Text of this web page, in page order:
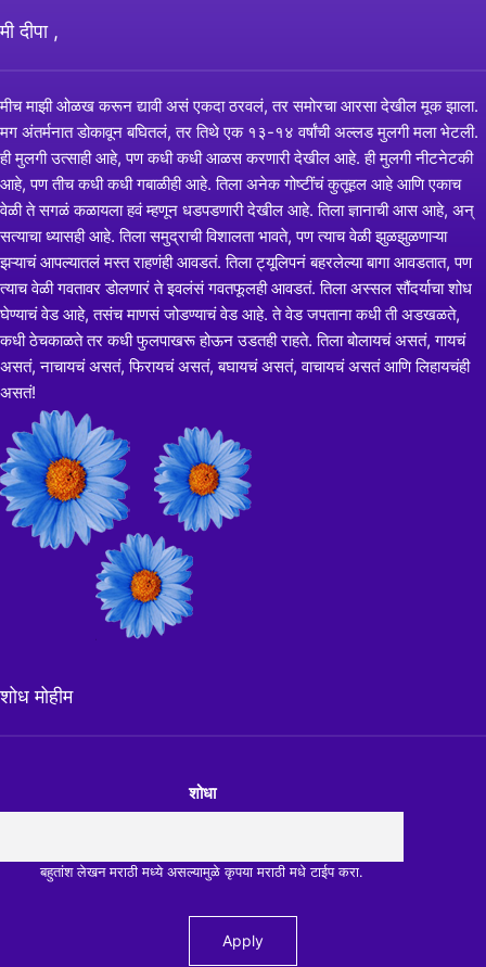
मी दीपा ,
मीच माझी ओळख करून द्यावी असं एकदा ठरवलं, तर समोरचा आरसा देखील मूक झाला.
मग अंतर्मनात डोकावून बघितलं, तर तिथे एक १३-१४ वर्षांची अल्लड मुलगी मला भेटली.
ही मुलगी उत्साही आहे, पण कधी कधी आळस करणारी देखील आहे. ही मुलगी नीटनेटकी
आहे, पण तीच कधी कधी गबाळीही आहे. तिला अनेक गोष्टींचं कुतूहल आहे आणि एकाच
वेळी ते सगळं कळायला हवं म्हणून धडपडणारी देखील आहे. तिला ज्ञानाची आस आहे, अन्
सत्याचा ध्यासही आहे. तिला समुद्राची विशालता भावते, पण त्याच वेळी झुळझुळणाऱ्या
झऱ्याचं आपल्यातलं मस्त राहणंही आवडतं. तिला ट्यूलिपनं बहरलेल्या बागा आवडतात, पण
त्याच वेळी गवतावर डोलणारं ते इवलंसं गवतफूलही आवडतं. तिला अस्सल सौंदर्याचा शोध
घेण्याचं वेड आहे, तसंच माणसं जोडण्याचं वेड आहे. ते वेड जपताना कधी ती अडखळते,
कधी ठेचकाळते तर कधी फुलपाखरू होऊन उडतही राहते. तिला बोलायचं असतं, गायचं
असतं, नाचायचं असतं, फिरायचं असतं, बघायचं असतं, वाचायचं असतं आणि लिहायचंही
असतं!
शोध मोहीम
शोधा
बहुतांश लेखन मराठी मध्ये असल्यामुळे कृपया मराठी मधे टाईप करा.